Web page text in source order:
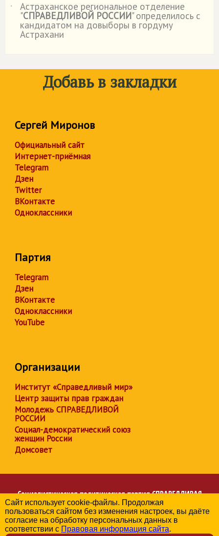
˙
Астраханское региональное отделение
"СПРАВЕДЛИВОЙ РОССИИ" определилось с
кандидатом на довыборы в гордуму
Астрахани
Добавь в закладки
Сергей Миронов
Официальный сайт
Интернет-приёмная
Telegram
Дзен
Twitter
ВКонтакте
Одноклассники
Партия
Telegram
Дзен
ВКонтакте
Одноклассники
YouTube
Организации
Институт «Справедливый мир»
Центр защиты прав граждан
Молодежь СПРАВЕДЛИВОЙ
РОССИИ
Социал-демократический союз
женщин России
Домсовет
Социалистическая политическая партияСПРАВЕДЛИВАЯ
РОССИЯ
Региональное отделение партии в Астраханской области
© 2006-2026
Сайт использует cookie-файлы. Продолжая
пользоваться сайтом без изменения настроек, вы даёте
согласие на обработку персональных данных в
соответствии с Правовая информация сайта.